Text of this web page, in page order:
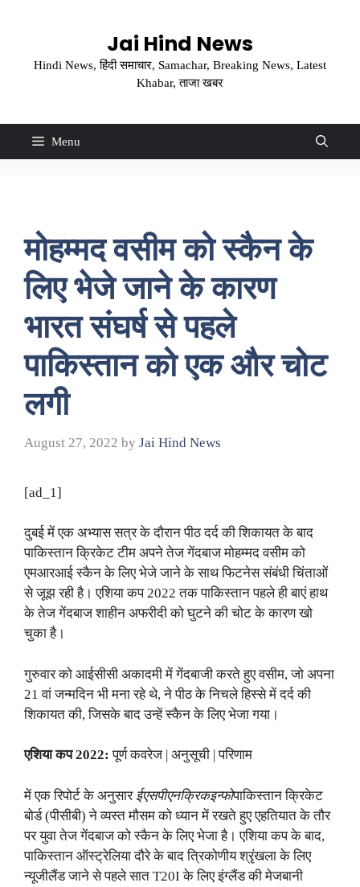
Jai Hind News
Hindi News, हिंदी समाचार, Samachar, Breaking News, Latest
Khabar, ताजा खबर
Menu
मोहम्मद वसीम को स्कैन के
लिए भेजे जाने के कारण
भारत संघर्ष से पहले
पाकिस्तान को एक और चोट
लगी
August 27, 2022 by Jai Hind News
[ad_1]
दुबई में एक अभ्यास सत्र के दौरान पीठ दर्द की शिकायत के बाद
पाकिस्तान क्रिकेट टीम अपने तेज गेंदबाज मोहम्मद वसीम को
एमआरआई स्कैन के लिए भेजे जाने के साथ फिटनेस संबंधी चिंताओं
से जूझ रही है। एशिया कप 2022 तक पाकिस्तान पहले ही बाएं हाथ
के तेज गेंदबाज शाहीन अफरीदी को घुटने की चोट के कारण खो
चुका है।
गुरुवार को आईसीसी अकादमी में गेंदबाजी करते हुए वसीम, जो अपना
21 वां जन्मदिन भी मना रहे थे, ने पीठ के निचले हिस्से में दर्द की
शिकायत की, जिसके बाद उन्हें स्कैन के लिए भेजा गया।
एशिया कप 2022:पूर्ण कवरेज | अनुसूची | परिणाम
में एक रिपोर्ट के अनुसार ईएसपीएनक्रिकइन्फोपाकिस्तान क्रिकेट
बोर्ड (पीसीबी) ने व्यस्त मौसम को ध्यान में रखते हुए एहतियात के तौर
पर युवा तेज गेंदबाज को स्कैन के लिए भेजा है। एशिया कप के बाद,
पाकिस्तान ऑस्ट्रेलिया दौरे के बाद त्रिकोणीय श्रृंखला के लिए
न्यूजीलैंड जाने से पहले सात T20I के लिए इंग्लैंड की मेजबानी